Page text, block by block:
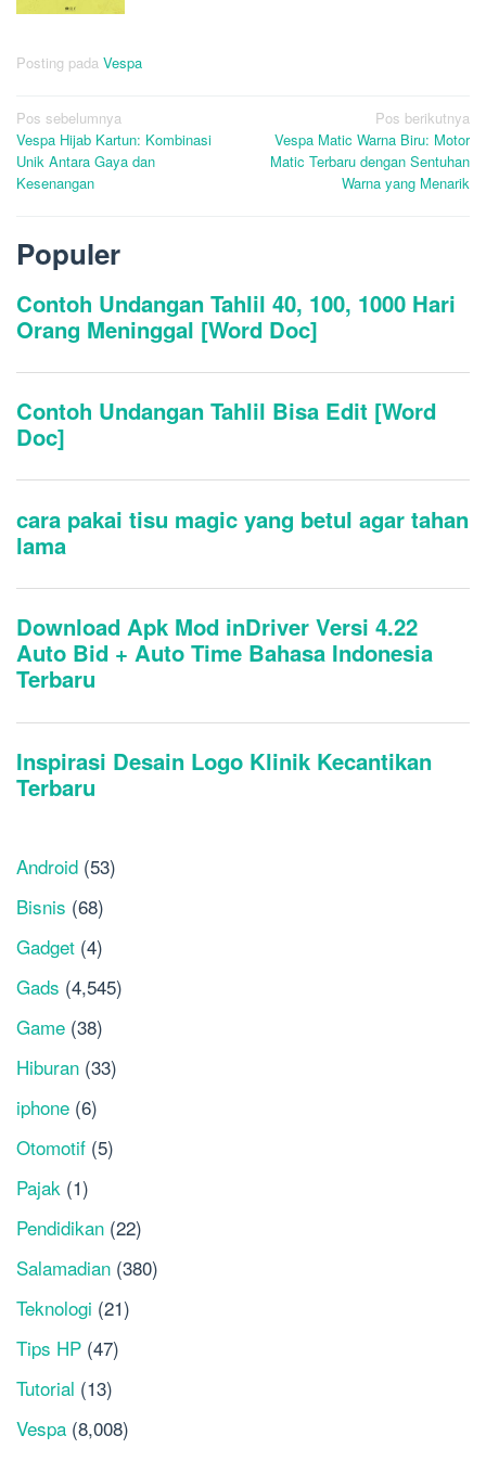
Posting pada Vespa
Navigasi
pos
Pos sebelumnya
Vespa Hijab Kartun: Kombinasi
Unik Antara Gaya dan
Kesenangan
Pos berikutnya
Vespa Matic Warna Biru: Motor
Matic Terbaru dengan Sentuhan
Warna yang Menarik
Populer
Android (53)
Bisnis (68)
Gadget (4)
Gads (4,545)
Game (38)
Hiburan (33)
iphone (6)
Otomotif (5)
Pajak (1)
Pendidikan (22)
Salamadian (380)
Teknologi (21)
Tips HP (47)
Tutorial (13)
Vespa (8,008)